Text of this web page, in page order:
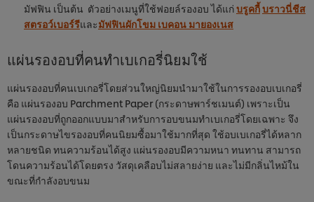
มัฟฟิน เป็นต้น ตัวอย่างเมนูที่ใช้ฟอยล์รองอบ ได้แก่บรูคกี้บราวนี่ชีส
สตรอว์เบอร์รีและมัฟฟินผักโขม เบคอน มายองเนส
แผ่นรองอบที่คนทำเบเกอรี่นิยมใช้
แผ่นรองอบที่คนเบเกอรี่โดยส่วนใหญ่นิยมนำมาใช้ในการรองอบเบเกอรี่
คือ แผ่นรองอบ Parchment Paper (กระดาษพาร์ชเมนต์) เพราะเป็น
แผ่นรองอบที่ถูกออกแบบมาสำหรับการอบขนมทำเบเกอรี่โดยเฉพาะ จึง
เป็นกระดาษไขรองอบที่คนนิยมซื้อมาใช้มากที่สุด ใช้อบเบเกอรี่ได้หลาก
หลายชนิด ทนความร้อนได้สูง แผ่นรองอบมีความหนา ทนทาน สามารถ
โดนความร้อนได้โดยตรง วัสดุเคลือบไม่สลายง่าย และไม่มีกลิ่นไหม้ใน
ขณะที่กำลังอบขนม